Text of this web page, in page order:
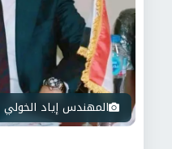
المهندس إياد الخولي